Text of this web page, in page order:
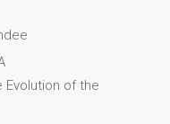
iPad Tablet
Evolution of the